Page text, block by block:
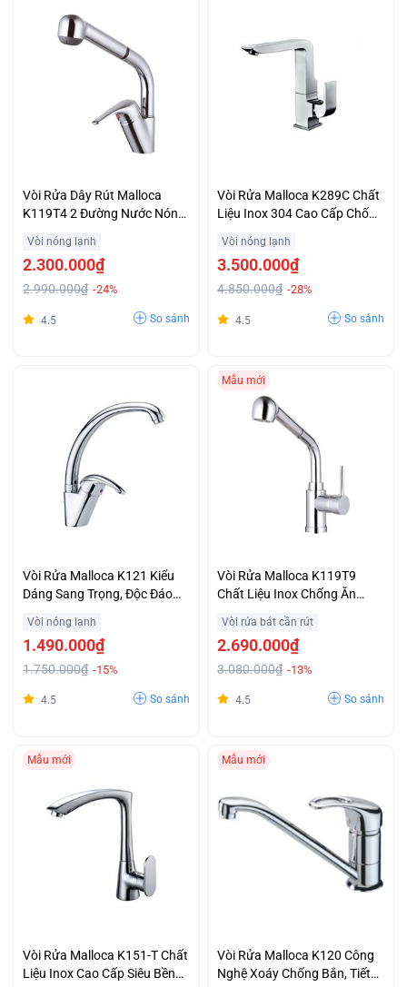
Vòi Rửa Dây Rút Malloca
K119T4 2 Đường Nước Nóng
Vòi nóng lạnh
2.300.000₫
2.990.000₫ -24%
4.5 So sánh
Vòi Rửa Malloca K289C Chất
Liệu Inox 304 Cao Cấp Chống
Vòi nóng lạnh
3.500.000₫
4.850.000₫ -28%
4.5 So sánh
Vòi Rửa Malloca K121 Kiểu
Dáng Sang Trọng, Độc Đáo
Vòi nóng lạnh
1.490.000₫
1.750.000₫ -15%
4.5 So sánh
Mẫu mới
Vòi Rửa Malloca K119T9
Chất Liệu Inox Chống Ăn
Vòi rửa bát cần rút
2.690.000₫
3.080.000₫ -13%
4.5 So sánh
Mẫu mới
Vòi Rửa Malloca K151-T Chất
Liệu Inox Cao Cấp Siêu Bền
Mẫu mới
Vòi Rửa Malloca K120 Công
Nghệ Xoáy Chống Bắn, Tiết